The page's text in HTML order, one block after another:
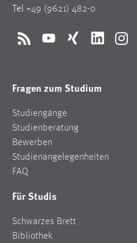
Tel +49 (9621) 482-0
RSS YouTubeXing LinkedIn
Fragen zum Studium
Studiengänge
Studienberatung
Bewerben
Studienangelegenheiten
FAQ
Für Studis
Schwarzes Brett
Bibliothek
STATISTIK
unsere Besucher unsere
Matomo
Name:
_pk_ref, _pk_cvar, _pk_id,
Max. 13 Monate